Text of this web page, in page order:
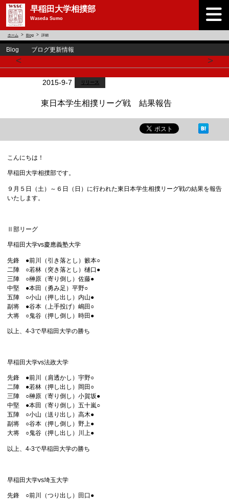
早稲田大学相撲部
Waseda Sumo
ホーム Blog 詳細
Blog ブログ更新情報
< >
2015-9-7 リリース
東日本学生相撲リーグ戦 結果報告
こんにちは！
早稲田大学相撲部です。
９月５日（土）～６日（日）に行われた東日本学生相撲リーグ戦の結果を報告
いたします。
Ⅱ部リーグ
早稲田大学vs慶應義塾大学
先鋒 ●前川（引き落とし）籔本○
二陣 ○若林（突き落とし）樋口●
三陣 ○榊原（寄り倒し）佐藤●
中堅 ●本田（勇み足）平野○
五陣 ○小山（押し出し）内山●
副将 ●谷本（上手投げ）嶋田○
大将 ○鬼谷（押し倒し）時田●
以上、4-3で早稲田大学の勝ち
早稲田大学vs法政大学
先鋒 ●前川（肩透かし）宇野○
二陣 ●若林（押し出し）岡田○
三陣 ○榊原（寄り倒し）小賀坂●
中堅 ●本田（寄り倒し）五十嵐○
五陣 ○小山（送り出し）高木●
副将 ○谷本（押し倒し）野上●
大将 ○鬼谷（押し出し）川上●
以上、4-3で早稲田大学の勝ち
早稲田大学vs埼玉大学
先鋒 ○前川（つり出し）田口●